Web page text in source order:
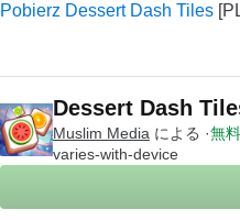
Pobierz Dessert Dash Tiles
Dessert Dash
Muslim Media による
無料
varies-with-device